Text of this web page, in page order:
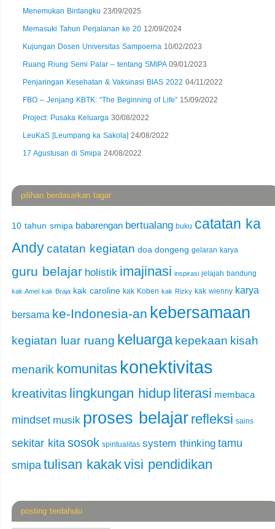
Menemukan Bintangku 23/09/2025
Memasuki Tahun Perjalanan ke 20 12/09/2024
Kujungan Dosen Universitas Sampoerna 10/02/2023
Ruang Riung Semi Palar – tentang SMIPA 09/01/2023
Penjaringan Kesehatan & Vaksinasi BIAS 2022 04/11/2022
FBO – Jenjang KBTK: “The Beginning of Life” 15/09/2022
Project: Pusaka Keluarga 30/08/2022
LeuKaS [Leumpang ka Sakola] 24/08/2022
17 Agustusan di Smipa 24/08/2022
pilihan berdasarkan tagar
10 tahun smipa babarengan bertualang buku catatan ka
Andycatatan kegiatan doa dongeng gelaran karya
guru belajar holistik imajinasi inspirasi jelajah bandung
kak Amel kak Braja kak caroline kak Koben kak Rizky kak wienny karya
bersama ke-Indonesia-an kebersamaan
kegiatan luar ruang keluarga kepekaan kisah
menarik komunitas konektivitas
kreativitas lingkungan hidup literasi membaca
mindset musik proses belajar refleksi sains
sekitar kitasosok spiritualitas system thinking tamu
smipa tulisan kakakvisi pendidikan
posting terdahulu